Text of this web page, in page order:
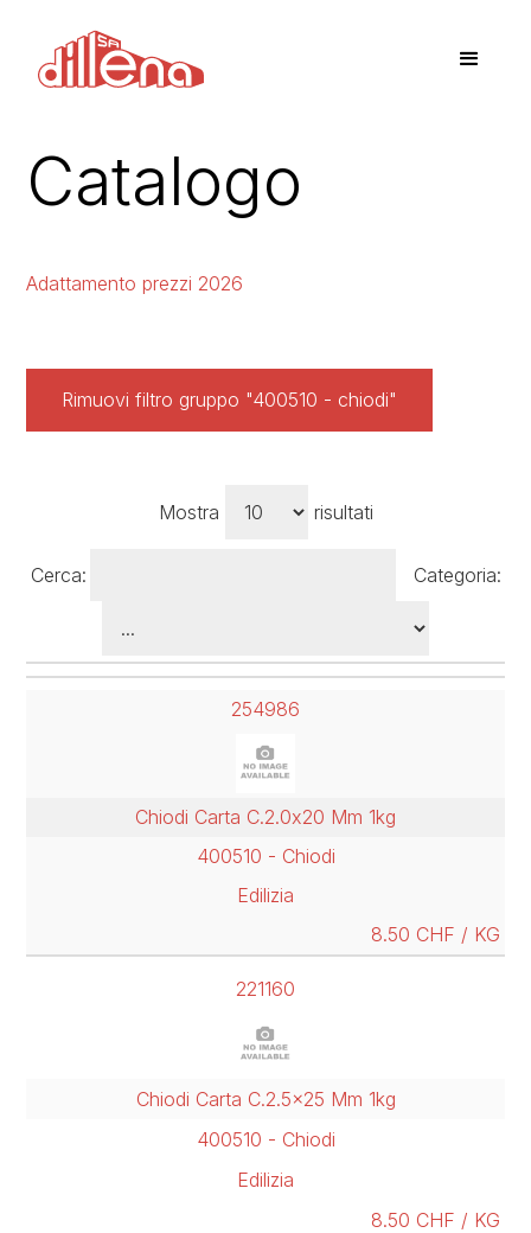
Catalogo
Adattamento prezzi 2026
Rimuovi filtro gruppo "400510 - chiodi"
Mostra risultati
Cerca: Categoria:
254986
Chiodi Carta C.2.0x20 Mm 1kg
400510 - Chiodi
Edilizia
8.50 CHF / KG
221160
Chiodi Carta C.2.5x25 Mm 1kg
400510 - Chiodi
Edilizia
8.50 CHF / KG